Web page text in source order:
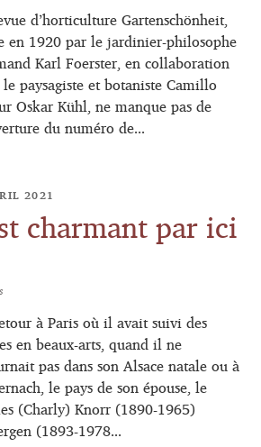
d’horticulture Gartenschönheit,
en 1920 par le jardinier-philosophe
Karl Foerster, en collaboration
paysagiste et botaniste Camillo
Oskar Kühl, ne manque pas de
du numéro de...
2021
charmant par ici
à Paris où il avait suivi des
en beaux-arts, quand il ne
pas dans son Alsace natale ou à
le pays de son épouse, le
(Charly) Knorr (1890-1965)
(1893-1978...